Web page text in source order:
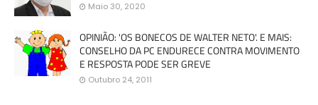
Maio 30, 2020
OPINIÃO: 'OS BONECOS DE WALTER NETO'. E MAIS:
CONSELHO DA PC ENDURECE CONTRA MOVIMENTO
E RESPOSTA PODE SER GREVE
Outubro 24, 2011